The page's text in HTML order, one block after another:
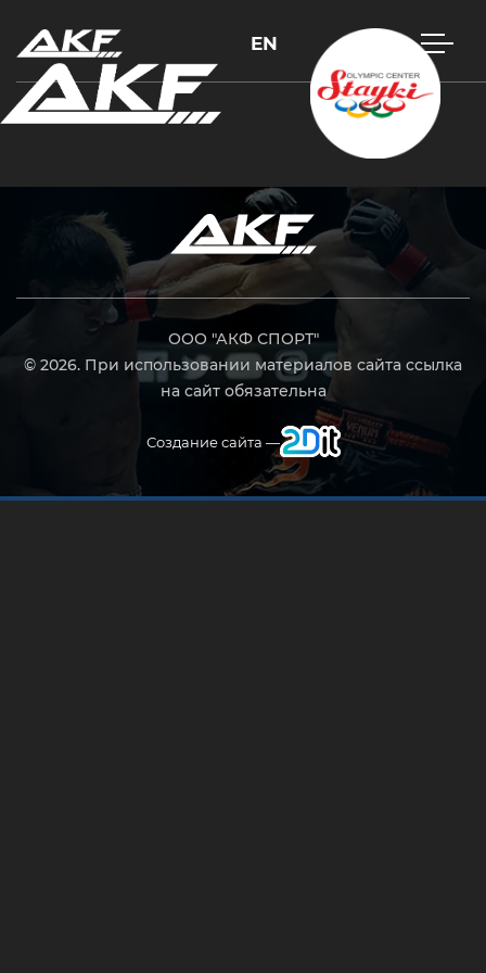
EN
ООО "АКФ СПОРТ"
© 2026. При использовании материалов сайта ссылка
на сайт обязательна
Создание сайта —
Нажмите Enter для поиска или Esc, чтобы закрыть